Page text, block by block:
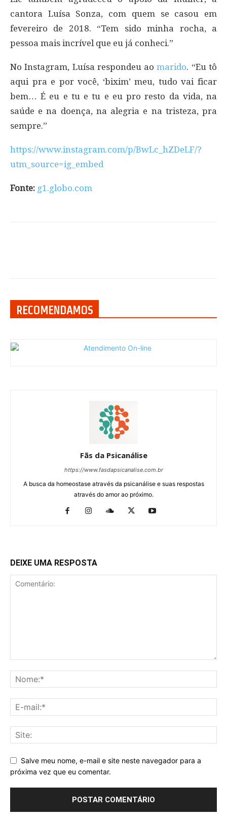
cantora Luísa Sonza, com quem se casou em
fevereiro de 2018. “Tem sido minha rocha, a
pessoa mais incrível que eu já conheci.”
No Instagram, Luísa respondeu aomarido. “Eu tô
aqui pra e por você, ‘bixim’ meu, tudo vai ficar
bem… É eu e tu e tu e eu pro resto da vida, na
saúde e na doença, na alegria e na tristeza, pra
sempre.”
https://www.instagram.com/p/BwLc_hZDeLF/?
utm_source=ig_embed
Fonte: g1.globo.com
RECOMENDAMOS
Fãs da Psicanálise
https://www.fasdapsicanalise.com.br
A busca da homeostase através da psicanálise e suas respostas
através do amor ao próximo.
DEIXE UMA RESPOSTA
Salve meu nome, e-mail e site neste navegador para a
próxima vez que eu comentar.